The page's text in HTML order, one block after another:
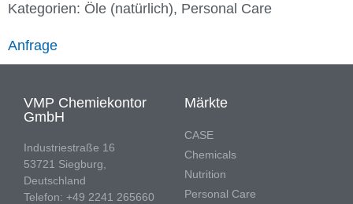
Kategorien: Öle (natürlich), Personal Care
Anfrage
VMP Chemiekontor
GmbH
Industriestraße 16
53721 Siegburg,
Deutschland
Telefon: +49 2241 265660
Märkte
CASE
Chemicals
Nutrition
Personal Care